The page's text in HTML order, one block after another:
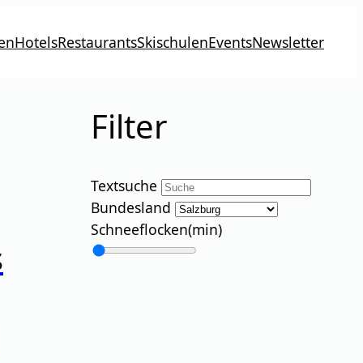
HotelsRestaurantsSkischulenEventsNewsletter
Filter
Textsuche
Bundesland
Schneeflocken(min)